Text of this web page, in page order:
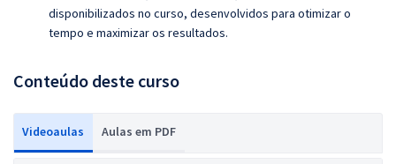
disponibilizados no curso, desenvolvidos para otimizar o
tempo e maximizar os resultados.
Conteúdo deste curso
Videoaulas Aulas em PDF